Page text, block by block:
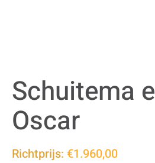
Schuitema
Oscar
Richtprijs: €1.960,00